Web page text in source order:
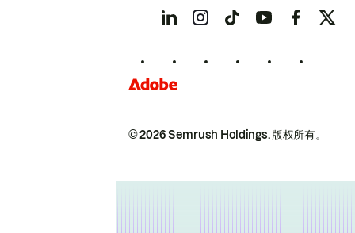
© 2026 Semrush Holdings.版权所有。